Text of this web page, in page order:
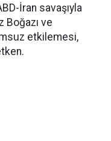
İran savaşıyla
Boğazı ve
etkilemesi,